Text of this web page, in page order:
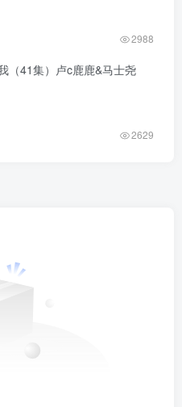
2988
（41集）卢c鹿鹿&马士尧
2629